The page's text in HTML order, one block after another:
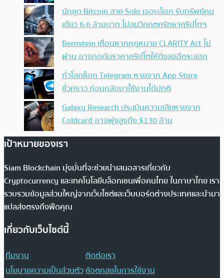
นักขุด Bitcoin สาย Solo เจอบล็อก รับทรัพย์คน
เดียว 6.6 ล้านบาท ไม่สนวิกฤตศรัทธาคริปโทฯ
Bernstein เตือนหากกฎหมาย CLARITY Act ไม่
ผ่าน อาจกดดันราคาคริปโตให้ดิ่งลงอีกระลอก
ทั่วโลกช็อก Telegram หายจาก App Store
ชั่วคราว ก่อนกลับมาใช้งานได้ปกติ
Galaxy Research ประเมินความเสียหายจาก
Coldcard อาจพุ่งสูงถึง $130 ล้าน
เป้าหมายของเรา
Siam Blockchain มุ่งมั่นที่จะช่วยนำเสนอสารเกี่ยวกับ
Cryptocurrency และเทคโนโลยีบล็อกเชนเพื่อคนไทย ในภาษาไทย เรา
รวบรวมข้อมูลส่วนใหญ่จากเว็บไซต์และเว็บบอร์ดต่างประเทศและนำมา
แปลส่งตรงถึงฟีดคุณ
เกี่ยวกับเว็บไซต์นี้
ทีมงาน
ติดต่อเรา
นโยบายความเป็นส่วนตัวข้อตกลงในการใช้งาน